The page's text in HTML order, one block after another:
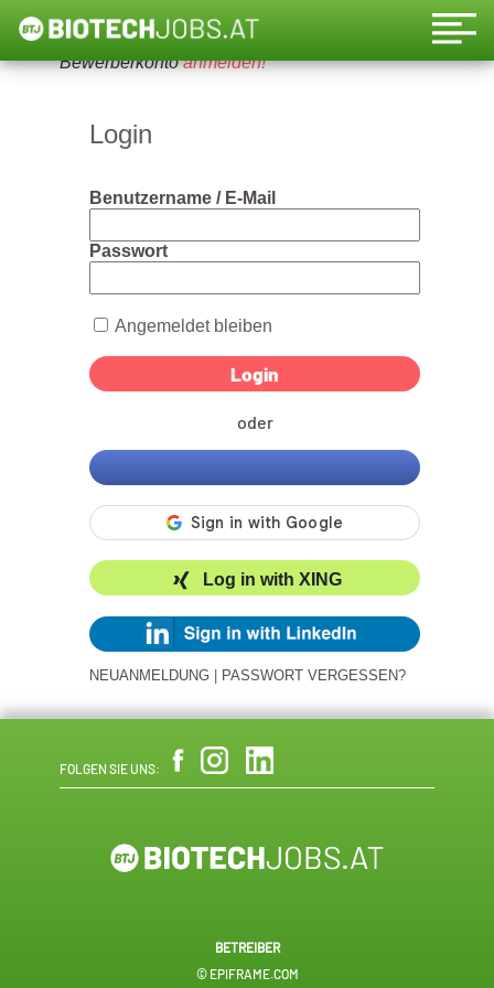
Um diese Funktion nutzen zu können, bitte ein
Bewerberkontoanmelden!
Login
Benutzername / E-Mail
Passwort
Angemeldet bleiben
oder
Log in with XING
NEUANMELDUNG PASSWORT VERGESSEN?
FOLGEN SIE UNS:
BETREIBER
© EPIFRAME.COM